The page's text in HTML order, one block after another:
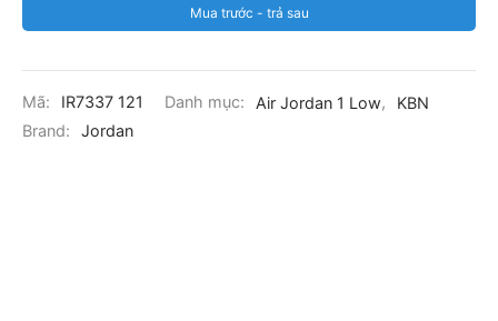
Mua trước - trả sau
Mã: IR7337 121 Danh mục: Air Jordan 1 Low,
KBN
Brand:
Jordan